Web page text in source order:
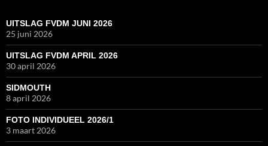
UITSLAG FVDM JUNI 2026
25 juni 2026
UITSLAG FVDM APRIL 2026
30 april 2026
SIDMOUTH
8 april 2026
FOTO INDIVIDUEEL 2026/1
3 maart 2026